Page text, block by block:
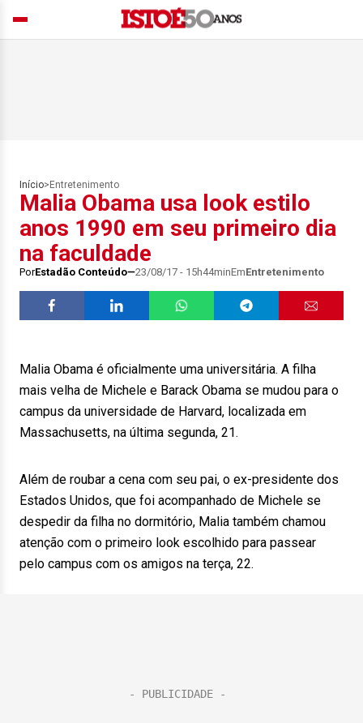
Início> Entretenimento
Malia Obama usa look estilo
anos 1990 em seu primeiro dia
na faculdade
PorEstadão Conteúdo 23/08/17 - 15h44minEmEntretenimento
Malia Obama é oficialmente uma universitária. A filha
mais velha de Michele e Barack Obama se mudou para o
campus da universidade de Harvard, localizada em
Massachusetts, na última segunda, 21.
Além de roubar a cena com seu pai, o ex-presidente dos
Estados Unidos, que foi acompanhado de Michele se
despedir da filha no dormitório, Malia também chamou
atenção com o primeiro look escolhido para passear
pelo campus com os amigos na terça, 22.